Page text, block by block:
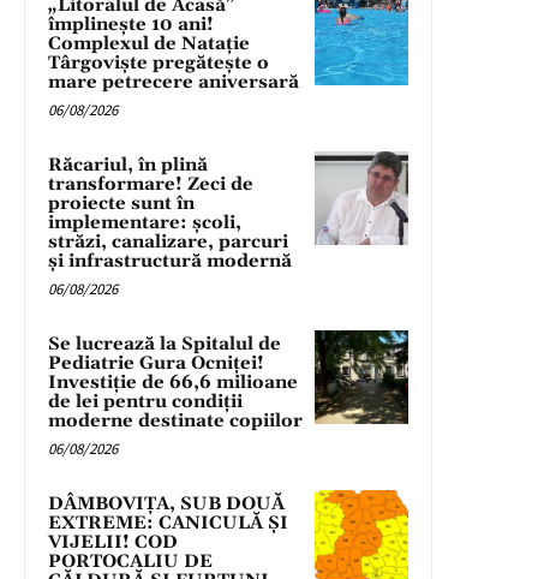
„Litoralul de Acasă”
împlinește 10 ani!
Complexul de Natație
Târgoviște pregătește o
mare petrecere aniversară
06/08/2026
Răcariul, în plină
transformare! Zeci de
proiecte sunt în
implementare: școli,
străzi, canalizare, parcuri
și infrastructură modernă
06/08/2026
Se lucrează la Spitalul de
Pediatrie Gura Ocniței!
Investiție de 66,6 milioane
de lei pentru condiții
moderne destinate copiilor
06/08/2026
DÂMBOVIȚA, SUB DOUĂ
EXTREME: CANICULĂ ȘI
VIJELII! COD
PORTOCALIU DE